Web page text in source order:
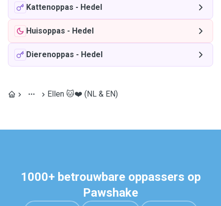
Kattenoppas - Hedel
Huisoppas - Hedel
Dierenoppas - Hedel
Ellen 🐱❤️ (NL & EN)
1000+ betrouwbare oppassers op
Pawshake